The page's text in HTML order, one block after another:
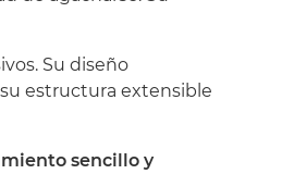
Su diseño
estructura extensible
sencillo y